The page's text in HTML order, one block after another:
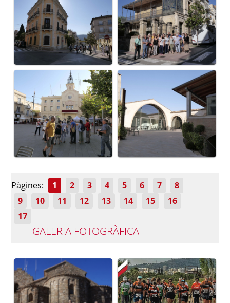
Pàgines: 1 2 3 4 5 6 7
8
9
10 11 12 13 14 15
16
17
GALERIA FOTOGRÀFICA